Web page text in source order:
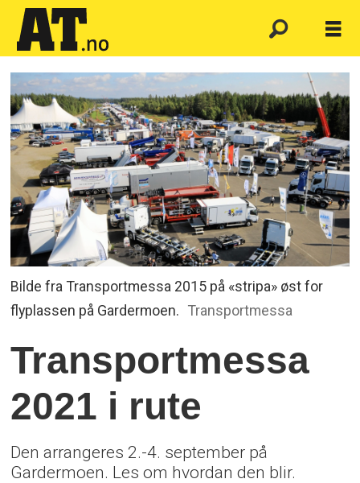
Bilde fra Transportmessa 2015 på «stripa» øst for
flyplassen på Gardermoen. Transportmessa
Transportmessa
2021 i rute
Den arrangeres 2.-4. september på
Gardermoen. Les om hvordan den blir.